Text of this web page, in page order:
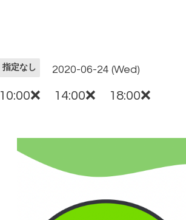
指定なし 2020-06-24 (Wed)
10:00❌ 14:00❌ 18:00❌